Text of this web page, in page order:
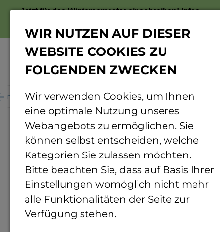
Jetzt für das Wintersemester einschreiben!Infos
Personenverzeichnis Personendetails
WIR NUTZEN AUF DIESER
WEBSITE COOKIES ZU
FOLGENDEN ZWECKEN
Wir verwenden Cookies, um Ihnen
eine optimale Nutzung unseres
Webangebots zu ermöglichen. Sie
können selbst entscheiden, welche
Kategorien Sie zulassen möchten.
Bitte beachten Sie, dass auf Basis Ihrer
Einstellungen womöglich nicht mehr
alle Funktionalitäten der Seite zur
Verfügung stehen.